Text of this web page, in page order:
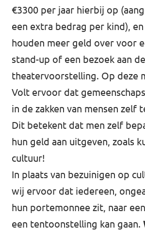
€3300 per jaar hierbij op
een extra bedrag per kind), en
houden meer geld over voor
stand-up of een bezoek aan
theatervoorstelling. Op deze
Volt ervoor dat
in de zakken van mensen zelf
Dit betekent dat men zelf
hun geld aan uitgeven, zoals
cultuur!
In plaats van bezuinigen op
wij ervoor dat iedereen,
hun portemonnee zit, naar
een tentoonstelling kan gaan.